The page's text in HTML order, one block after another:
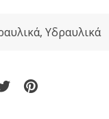
,Υδραυλικά
Share